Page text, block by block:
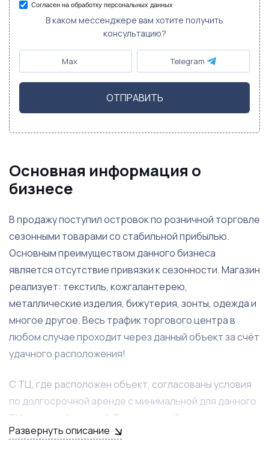
Согласен на обработку персональных данных
В каком мессенджере вам хотите получить
консультацию?
Max Telegram
ОТПРАВИТЬ
Основная информация о
бизнесе
В продажу поступил островок по розничной торговле
сезонными товарами со стабильной прибылью.
Основным преимуществом данного бизнеса
является отсутствие привязки к сезонности. Магазин
реализует: текстиль, кожгалантерею,
металлические изделия, бижутерия, зонты, одежда и
многое другое. Весь трафик торгового центра в
любом случае проходит через данный объект за счёт
удачного расположения!
С ТЦ, где расположен объект, согласованы условия
по долгосрочной аренде с минимальной для данного
ТЦ арендной ставкой. В стоимость бизнеса входит
весь товарный остаток и нематериальные активы в
Развернуть описание